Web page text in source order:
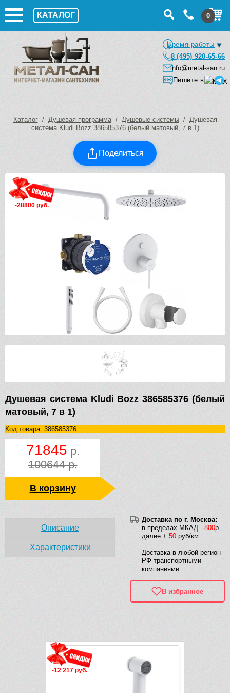
КАТАЛОГ 0
Время работы
8 (495) 920-65-66
info@metal-san.ru
Пишите в
Каталог/ Душевая программа/ Душевые системы/ Душевая
система Kludi Bozz 386585376 (белый матовый, 7 в 1)
Поделиться
-28800 руб.
Душевая система Kludi Bozz 386585376 (белый
матовый, 7 в 1)
Код товара: 386585376
71845 р.
100644 р.
В корзину
Доставка по г. Москва:
в пределах МКАД - 800р
далее + 50 руб/км
Доставка в любой регион
РФ транспортными
компаниями
В избранное
Описание
Характеристики
-12 217 руб.